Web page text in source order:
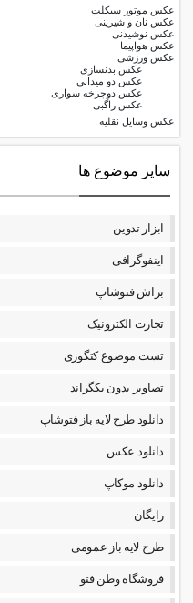
عکس موتور سیکلت
عکس نان و شیرینی
عکس نوشیدنی
عکس هواپیما
عکس ورزشی
عکس بدنسازی
عکس دو میدانی
عکس دوچرخه سواری
عکس راگبی
عکس وسایل نقلیه
سایر موضوع ها
ابزار تدوین
اینفوگرافی
براش فتوشاپ
تجارت الکترونیک
تست موضوع کتگوری
تصاویر بدون بکگراند
دانلود طرح لایه باز فتوشاپ
دانلود عکس
دانلود موکاپ
رایگان
طرح لایه باز عمومی
فروشگاه وطن فتو